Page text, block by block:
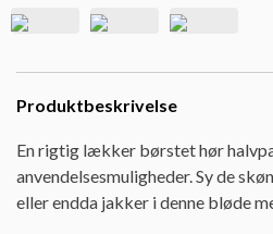
Produktbeskrivelse
En rigtig lækker børstet hør
anvendelsesmuligheder. Sy de
eller endda jakker i denne bløde